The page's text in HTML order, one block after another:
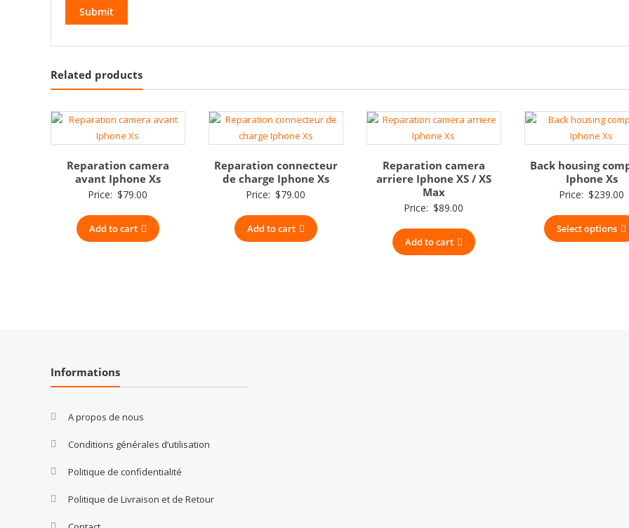
Related products
Reparation camera
avant Iphone Xs
Price: $79.00
Add to cart
Reparation connecteur
de charge Iphone Xs
Price: $79.00
Add to cart
Reparation camera
arriere Iphone XS / XS
Max
Price: $89.00
Add to cart
Back housing
Iphone Xs
Price: $239.00
Select options
Informations
A propos de nous
Conditions générales d’utilisation
Politique de confidentialité
Politique de Livraison et de Retour